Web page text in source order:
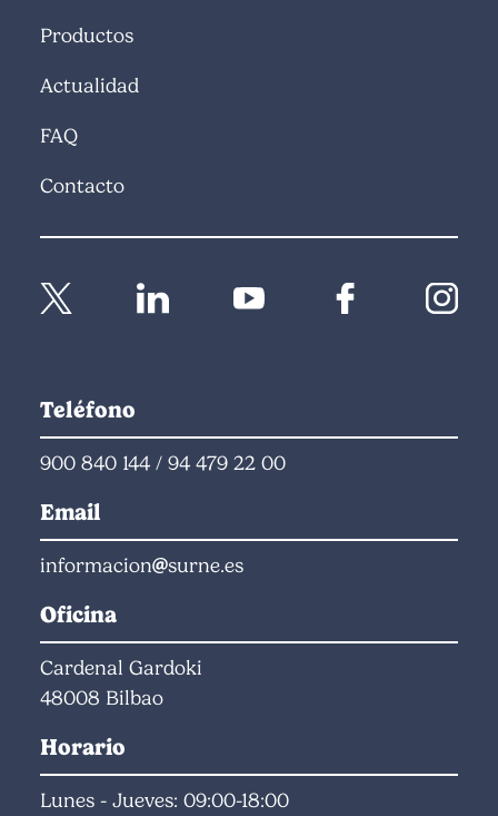
Productos
Actualidad
FAQ
Contacto
Teléfono
900 840 144 / 94 479 22 00
Email
informacion surne.es
Oficina
Cardenal Gardoki
48008 Bilbao
Horario
Lunes - Jueves: 09:00-18:00